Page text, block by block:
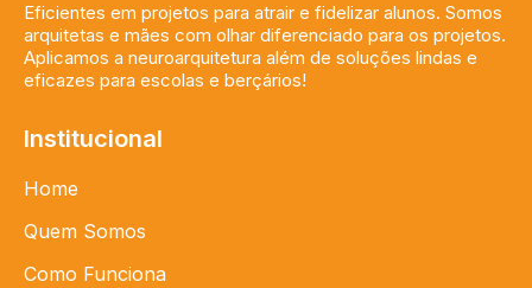
Eficientes em projetos para atrair e fidelizar alunos. Somos
arquitetas e mães com olhar diferenciado para os projetos.
Aplicamos a neuroarquitetura além de soluções lindas e
eficazes para escolas e berçários!
Institucional
Home
Quem Somos
Como Funciona